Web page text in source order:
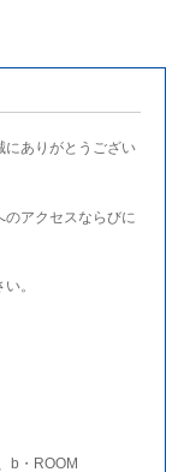
にありがとうござい
のアクセスならびに
。
b・ROOM